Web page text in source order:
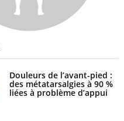
Douleurs de l’avant-pied :
des métatarsalgies à 90 %
liées à problème d’appui